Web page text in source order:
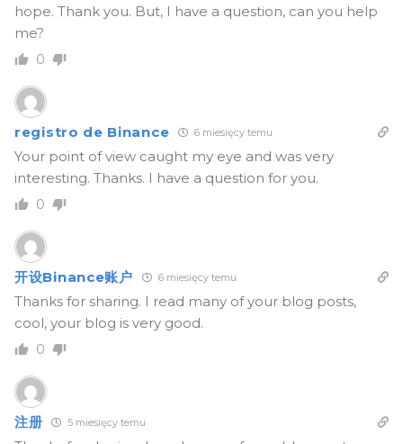
hope. Thank you. But, I have a question, can you help
me?
0
registro de Binance 6 miesięcy temu
Your point of view caught my eye and was very
interesting. Thanks. I have a question for you.
0
开设Binance账户 6 miesięcy temu
Thanks for sharing. I read many of your blog posts,
cool, your blog is very good.
0
注册 5 miesięcy temu